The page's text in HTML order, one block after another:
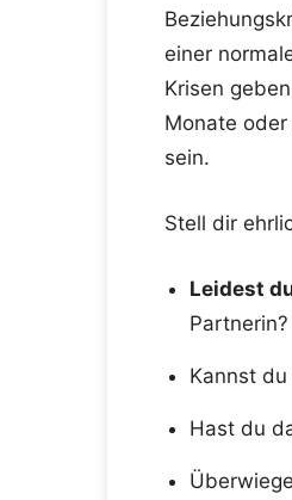
einer
Krisen
Monate
sein.
Stell dir
Leidest
Partnerin?
Kannst
Hast du